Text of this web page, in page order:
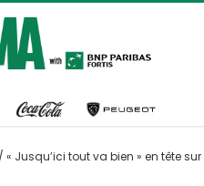
/ « Jusqu’ici tout va bien » en tête sur